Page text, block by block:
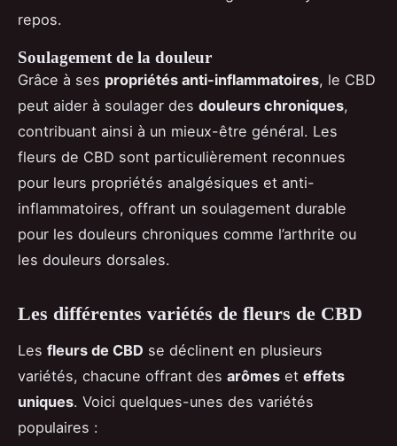
repos.
Soulagement de la douleur
Grâce à ses propriétés anti-inflammatoires, le CBD
peut aider à soulager des douleurs chroniques,
contribuant ainsi à un mieux-être général. Les
fleurs de CBD sont particulièrement reconnues
pour leurs propriétés analgésiques et anti-
inflammatoires, offrant un soulagement durable
pour les douleurs chroniques comme l’arthrite ou
les douleurs dorsales.
Les différentes variétés de fleurs de CBD
Les fleurs de CBD se déclinent en plusieurs
variétés, chacune offrant des arômes et effets
uniques. Voici quelques-unes des variétés
populaires :